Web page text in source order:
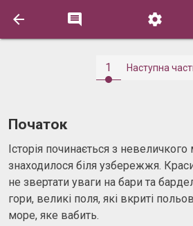
  
1 Наступна
Початок
Історія починається з невеличкого
знаходилося біля узбережжя.
не звертати уваги на бари та
гори, великі поля, які вкриті
море, яке вабить.